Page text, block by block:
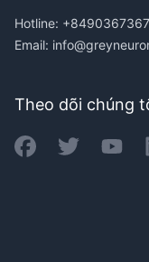
Hotline:
Email:
Theo dõi chúng